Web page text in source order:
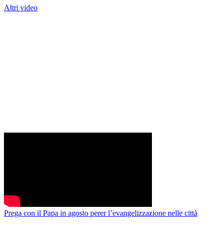
Altri video
Prega con il Papa in agosto perer l’evangelizzazione nelle città